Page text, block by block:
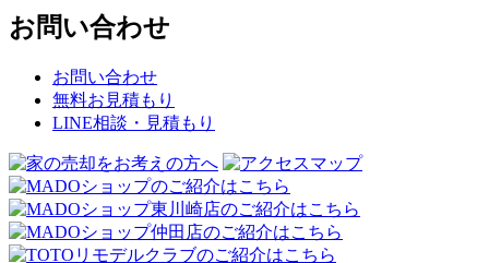
お問い合わせ
お問い合わせ
無料お見積もり
LINE相談・見積もり